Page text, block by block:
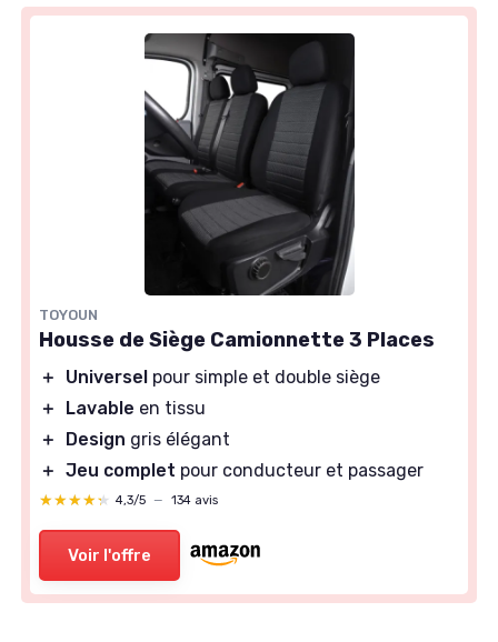
TOYOUN
Housse de Siège Camionnette 3 Places
＋ Universel pour simple et double siège
＋
Lavable en tissu
＋
Design gris élégant
＋ Jeu complet pour conducteur et passager
★★★★★
★★★★★ 4,3/5 — 134 avis
Voir l'offre